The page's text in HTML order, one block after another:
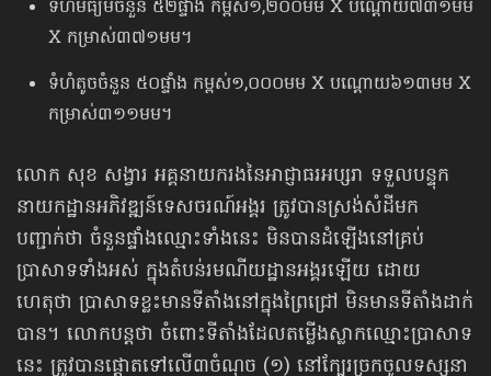
ទំហំមធ្យមចំនួន ៥២ផ្ទាំង កម្ពស់១,២០០មម X បណ្ដោយ៧៣១មម
X កម្រាស់៣៧១មម។
ទំហំតូចចំនួន ៥០ផ្ទាំង កម្ពស់១,០០០មម X បណ្ដោយ៦១៣មម X
កម្រាស់៣១១មម។
លោក សុខ សង្វារ អគ្គនាយករងនៃអាជ្ញាធរអប្សរា ទទួលបន្ទុក
នាយកដ្ឋានអភិវឌ្ឍន៍ទេសចរណ៍អង្គរ ត្រូវបានស្រង់សំដីមក
បញ្ជាក់ថា ចំនួនផ្ទាំងឈ្មោះទាំងនេះ មិនបានដំឡើងនៅគ្រប់
ប្រាសាទទាំងអស់ ក្នុងតំបន់រមណីយដ្ឋានអង្គរឡើយ ដោយ
ហេតុថា ប្រាសាទខ្លះមានទីតាំងនៅក្នុងព្រៃជ្រៅ មិនមានទីតាំងដាក់
បាន។ លោកបន្តថា ចំពោះទីតាំងដែលតម្លើងស្លាកឈ្មោះប្រាសាទ
នេះ ត្រូវបានផ្ដោតទៅលើ៣ចំណុច (១) នៅក្បែរច្រកចូលទស្សនា